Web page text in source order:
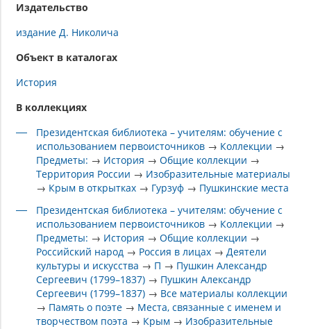
Издательство
издание Д. Николича
Объект в каталогах
История
В коллекциях
Президентская библиотека – учителям: обучение с
использованием первоисточников → Коллекции →
Предметы: → История →Общие коллекции →
Территория России → Изобразительные материалы
→ Крым в открытках → Гурзуф → Пушкинские места
Президентская библиотека – учителям: обучение с
использованием первоисточников → Коллекции →
Предметы: → История →Общие коллекции →
Российский народ → Россия в лицах →Деятели
культуры и искусства → П → Пушкин Александр
Сергеевич (1799–1837) → Пушкин Александр
Сергеевич (1799–1837) → Все материалы коллекции
→ Память о поэте → Места, связанные с именем и
творчеством поэта → Крым → Изобразительные